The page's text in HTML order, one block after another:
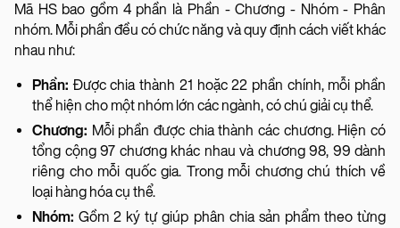
Mã HS bao gồm 4 phần là Phần - Chương - Nhóm - Phân
nhóm. Mỗi phần đều có chức năng và quy định cách viết khác
nhau như:
Phần:Được chia thành 21 hoặc 22 phần chính, mỗi phần
thể hiện cho một nhóm lớn các ngành, có chú giải cụ thể.
Chương: Mỗi phần được chia thành các chương. Hiện có
tổng cộng 97 chương khác nhau và chương 98, 99 dành
riêng cho mỗi quốc gia. Trong mỗi chương chú thích về
loại hàng hóa cụ thể.
Nhóm: Gồm 2 ký tự giúp phân chia sản phẩm theo từng